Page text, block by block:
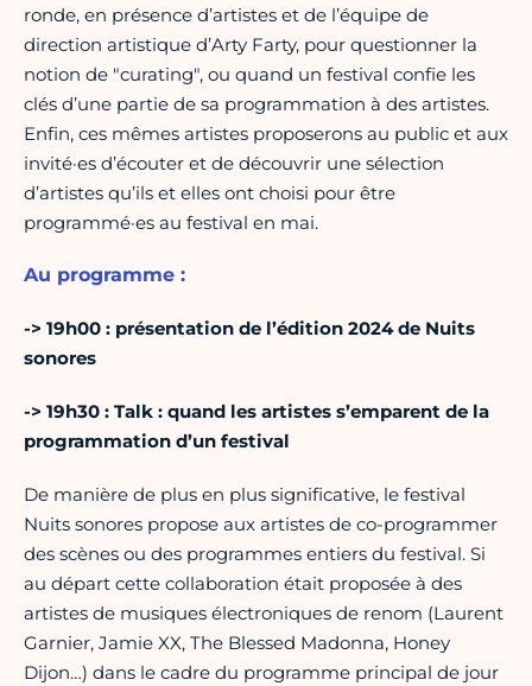
ronde, en présence d’artistes et de l’équipe de
direction artistique d’Arty Farty, pour questionner la
notion de "curating", ou quand un festival confie les
clés d’une partie de sa programmation à des artistes.
Enfin, ces mêmes artistes proposerons au public et aux
invité·es d’écouter et de découvrir une sélection
d’artistes qu’ils et elles ont choisi pour être
programmé·es au festival en mai.
Au programme :
-> 19h00 : présentation de l’édition 2024 de Nuits
sonores
-> 19h30 : Talk : quand les artistes s’emparent de la
programmation d’un festival
De manière de plus en plus significative, le festival
Nuits sonores propose aux artistes de co-programmer
des scènes ou des programmes entiers du festival. Si
au départ cette collaboration était proposée à des
artistes de musiques électroniques de renom (Laurent
Garnier, Jamie XX, The Blessed Madonna, Honey
Dijon…) dans le cadre du programme principal de jour